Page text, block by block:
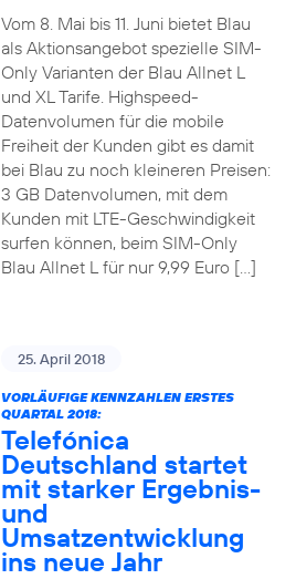
Vom 8. Mai bis 11. Juni bietet Blau
als Aktionsangebot spezielle SIM-
Only Varianten der Blau Allnet L
und XL Tarife. Highspeed-
Datenvolumen für die mobile
Freiheit der Kunden gibt es damit
bei Blau zu noch kleineren Preisen:
3 GB Datenvolumen, mit dem
Kunden mit LTE-Geschwindigkeit
surfen können, beim SIM-Only
Blau Allnet L für nur 9,99 Euro […]
25. April 2018
VORLÄUFIGE KENNZAHLEN ERSTES
QUARTAL 2018:
Telefónica
Deutschland startet
mit starker Ergebnis-
und
Umsatzentwicklung
ins neue Jahr